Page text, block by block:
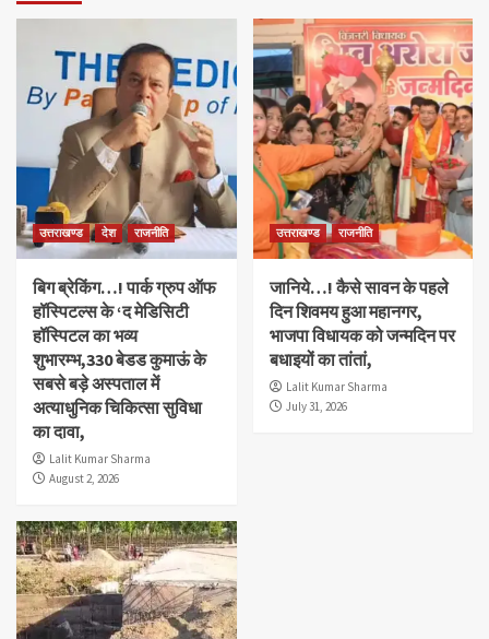
उत्तराखण्ड देश राजनीति
बिग ब्रेकिंग…! पार्क ग्रुप ऑफ
हॉस्पिटल्स के ‘द मेडिसिटी
हॉस्पिटल का भव्य
शुभारम्भ,330 बेडड कुमाऊं के
सबसे बड़े अस्पताल में
अत्याधुनिक चिकित्सा सुविधा
का दावा,
Lalit Kumar Sharma
August 2, 2026
उत्तराखण्ड राजनीति
जानिये…! कैसे सावन के पहले
दिन शिवमय हुआ महानगर,
भाजपा विधायक को जन्मदिन पर
बधाइयों का तांतां,
Lalit Kumar Sharma
July 31, 2026